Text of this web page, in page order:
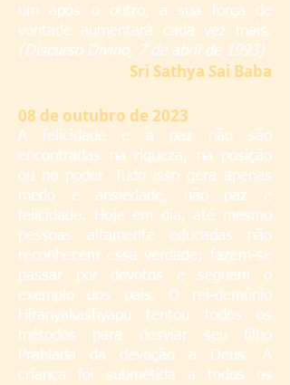
um após o outro, a sua força de
vontade aumentará cada vez mais.
(Discurso Divino, 7 de abril de 1993)
Sri Sathya Sai Baba
08 de outubro de 2023
A felicidade e a paz não são
encontradas na riqueza, na posição
ou no poder. Tudo isso gera apenas
medo e ansiedade, não paz e
felicidade. Hoje em dia, até mesmo
pessoas altamente educadas não
reconhecem essa verdade; fazem-se
passar por devotos e seguem o
exemplo dos pais. O rei-demônio
Hiranyakashyapu tentou todos os
métodos para desviar seu filho
Prahlada da devoção a Deus. A
criança foi submetida a todos os